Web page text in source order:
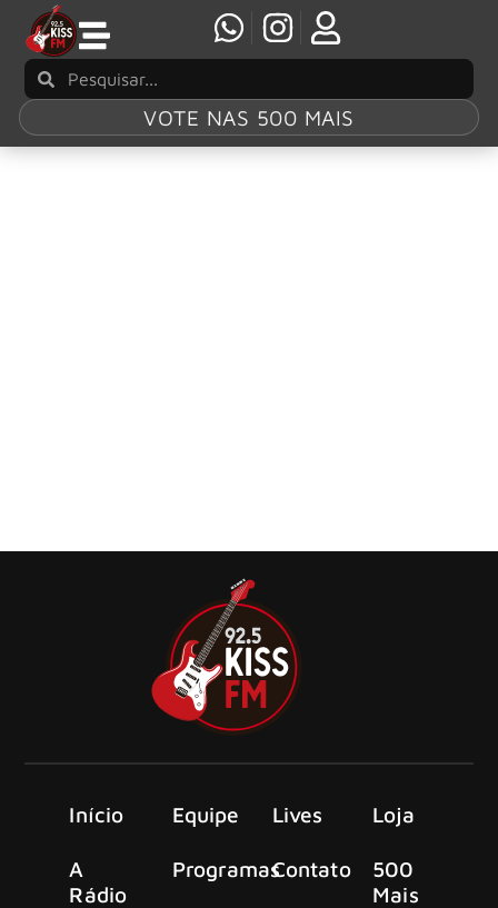
VOTE NAS 500 MAIS
Início
A
Rádio
Equipe
Programas
Lives
Contato
Loja
500
Mais